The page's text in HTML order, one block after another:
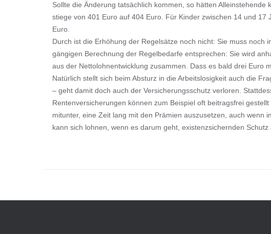
Sollte die Änderung tatsächlich kommen, so hätten
stiege von 401 Euro auf 404 Euro. Für Kinder zwischen 14 und
Euro.
Durch ist die Erhöhung der Regelsätze noch nicht: Sie muss
gängigen Berechnung der Regelbedarfe entsprechen: Sie wird
aus der Nettolohnentwicklung zusammen. Dass es bald drei Euro
Natürlich stellt sich beim Absturz in die Arbeitslosigkeit auch die
– geht damit doch auch der Versicherungsschutz verloren.
Rentenversicherungen können zum Beispiel oft beitragsfrei
mitunter, eine Zeit lang mit den Prämien auszusetzen, auch
kann sich lohnen, wenn es darum geht, existenzsichernden Schutz